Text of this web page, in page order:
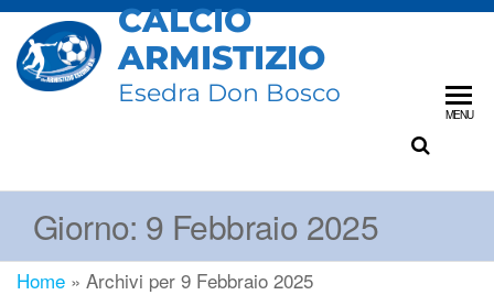
CALCIO
ARMISTIZIO
Esedra Don Bosco
MENU
Giorno: 9 Febbraio 2025
Home » Archivi per 9 Febbraio 2025